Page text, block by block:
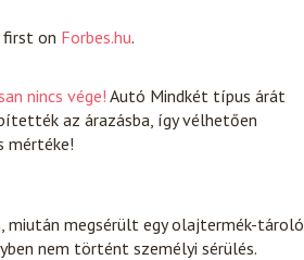
first on Forbes.hu.
nincs vége! Autó Mindkét típus árát
az árazásba, így vélhetően
mértéke!
megsérült egy olajtermék-tároló
nem történt személyi sérülés.